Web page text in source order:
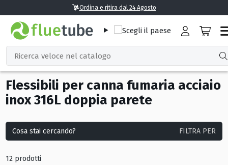
Flessibili per canna fumaria acciaio
inox 316L doppia parete
Cosa stai cercando? FILTRA PER
12 prodotti